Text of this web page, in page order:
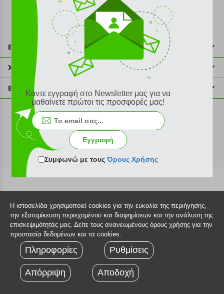
Εγγραφή στο newsletter
Επικοινωνία
211 2000 700
info@plus4u.gr
Χρήσιμες πληροφορίες
Η εταιρία
Σημεία παραλαβής
Ευκαιρίες καριέρας
Όροι χρήσης
Sitemap
Βοήθεια
Εξέλιξη παραγγελίας
Τρόποι παραγγελίας
Τρόποι πληρωμής
Τρόποι αποστολής
Πολιτική επιστροφών
Τεχνική υποστήριξη
©2026 Plus4u.gr
Κάντε εγγραφή στο Newsletter μας για να
μαθαίνετε πρώτοι τις προσφορές μας!
Εγγραφή
Συμφωνώ με τουςΌρους Χρήσης
Η ιστοσελίδα χρησιμοποιεί cookies για την ευκολία της περιήγησης,
την εξατομίκευση περιεχομένου και διαφημίσεων και την ανάλυση της
επισκεψιμότητάς μας. Δείτε τους ανανεωμένους όρους χρήσης για την
προστασία δεδομένων και τα cookies.
Πληροφορίες Ρυθμίσεις
Απόρριψη Αποδοχή